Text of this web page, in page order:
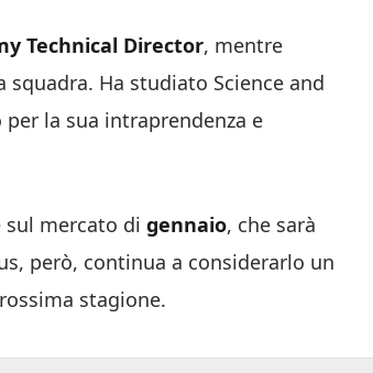
Technical Director, mentre
squadra. Ha studiato Science and
la sua intraprendenza e
sul mercato di gennaio, che sarà
però, continua a considerarlo un
stagione.